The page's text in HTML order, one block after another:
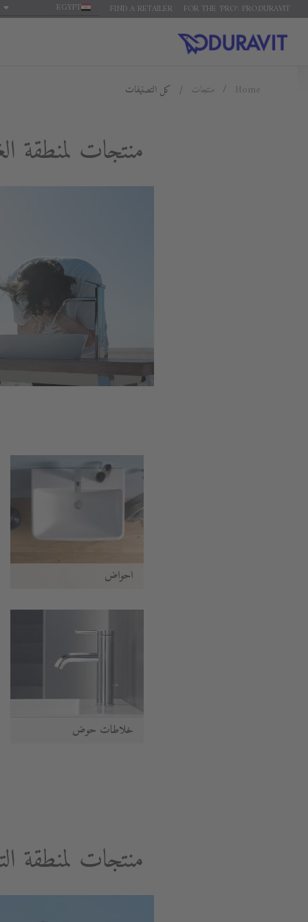
FOR THE 'PRO': PRO.DURAVIT
FIND A RETAILER
EGYPT
Home منتجات كل التصنيفات
منتجات لمنطقة
أحواض
خلاطات حوض
منتجات لمنطقة